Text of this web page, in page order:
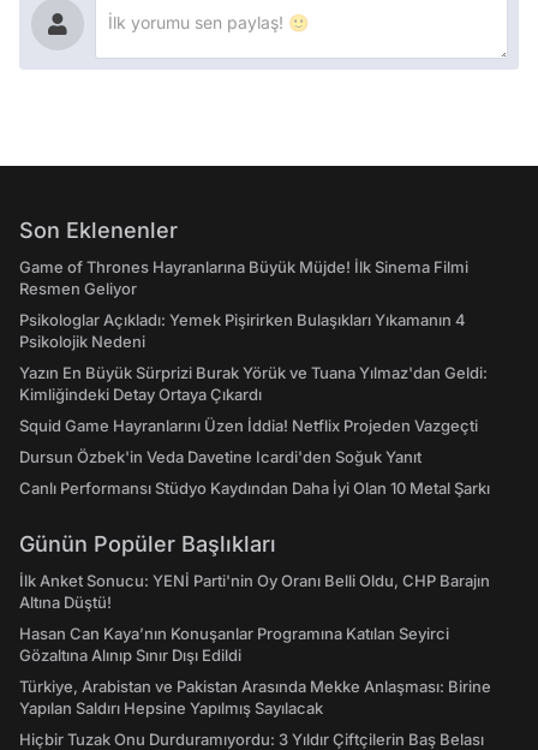
Son Eklenenler
Game of Thrones Hayranlarına Büyük Müjde! İlk Sinema Filmi
Resmen Geliyor
Psikologlar Açıkladı: Yemek Pişirirken Bulaşıkları Yıkamanın 4
Psikolojik Nedeni
Yazın En Büyük Sürprizi Burak Yörük ve Tuana Yılmaz'dan Geldi:
Kimliğindeki Detay Ortaya Çıkardı
Squid Game Hayranlarını Üzen İddia! Netflix Projeden Vazgeçti
Dursun Özbek'in Veda Davetine Icardi'den Soğuk Yanıt
Canlı Performansı Stüdyo Kaydından Daha İyi Olan 10 Metal Şarkı
Günün Popüler Başlıkları
İlk Anket Sonucu: YENİ Parti'nin Oy Oranı Belli Oldu, CHP Barajın
Altına Düştü!
Hasan Can Kaya’nın Konuşanlar Programına Katılan Seyirci
Gözaltına Alınıp Sınır Dışı Edildi
Türkiye, Arabistan ve Pakistan Arasında Mekke Anlaşması: Birine
Yapılan Saldırı Hepsine Yapılmış Sayılacak
Hiçbir Tuzak Onu Durduramıyordu: 3 Yıldır Çiftçilerin Baş Belası